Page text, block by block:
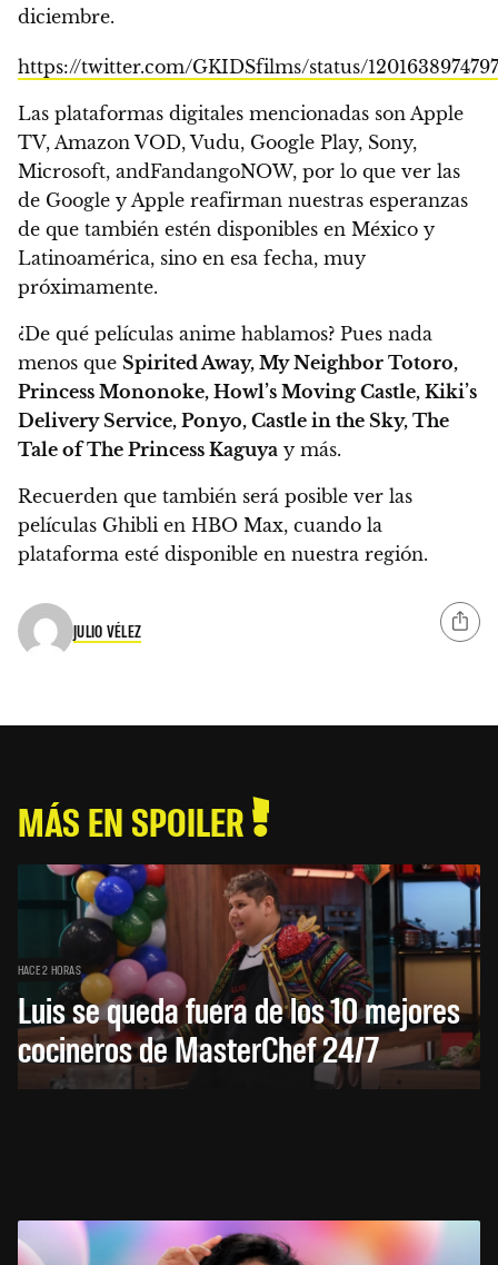
diciembre.
https://twitter.com/GKIDSfilms/status/
Las plataformas digitales mencionadas son Apple
TV, Amazon VOD, Vudu, Google Play, Sony,
Microsoft, andFandangoNOW, por lo que ver las
de Google y Apple reafirman nuestras esperanzas
de que también estén disponibles en México y
Latinoamérica, sino en esa fecha, muy
próximamente.
¿De qué películas anime hablamos? Pues nada
menos que Spirited Away, My Neighbor Totoro,
Princess Mononoke, Howl’s Moving Castle, Kiki’s
Delivery Service, Ponyo, Castle in the Sky, The
Tale of The Princess Kaguya y más.
Recuerden que también será posible ver las
películas Ghibli en HBO Max, cuando la
plataforma esté disponible en nuestra región.
JULIO VÉLEZ
MÁS EN SPOILER
HACE 2 HORAS
Luis se queda fuera de los 10 mejores
cocineros de MasterChef 24/7